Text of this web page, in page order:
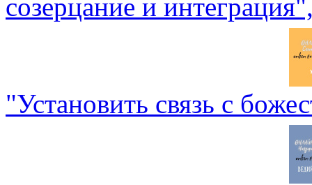
созерцание и
"Установить связь с